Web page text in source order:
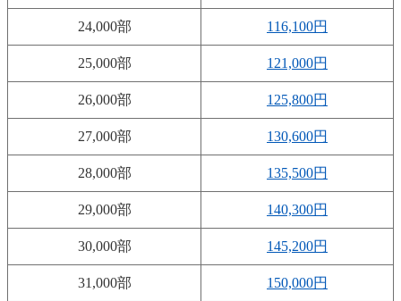
24,000部 116,100円
25,000部 121,000円
26,000部 125,800円
27,000部 130,600円
28,000部 135,500円
29,000部 140,300円
30,000部 145,200円
31,000部 150,000円